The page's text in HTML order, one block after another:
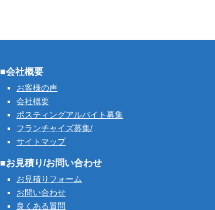
■会社概要
お客様の声
会社概要
ポスティングアルバイト募集
フランチャイズ募集/
サイトマップ
■お見積り/お問い合わせ
お見積りフォーム
お問い合わせ
良くある質問